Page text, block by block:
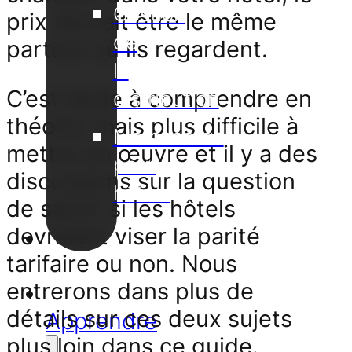
Gestion
de
la
distribution
Metasearch
pour
hôtels
Nos
projets
Support
Apprendre
prix devrait être le même
partout où ils regardent.
C’est facile à comprendre en
théorie, mais plus difficile à
mettre en œuvre et il y a des
discussions sur la question
de savoir si les hôtels
devraient viser la parité
tarifaire ou non. Nous
entrerons dans plus de
détails sur ces deux sujets
plus loin dans ce guide.